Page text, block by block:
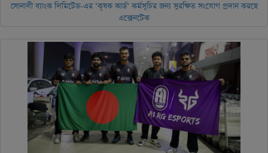
সোনালী ব্যাংক লিমিটেড-এর ‘কৃষক কার্ড’ কর্মসূচির জন্য সুরক্ষিত সংযোগ প্রদান করছে
এক্সেনটেক